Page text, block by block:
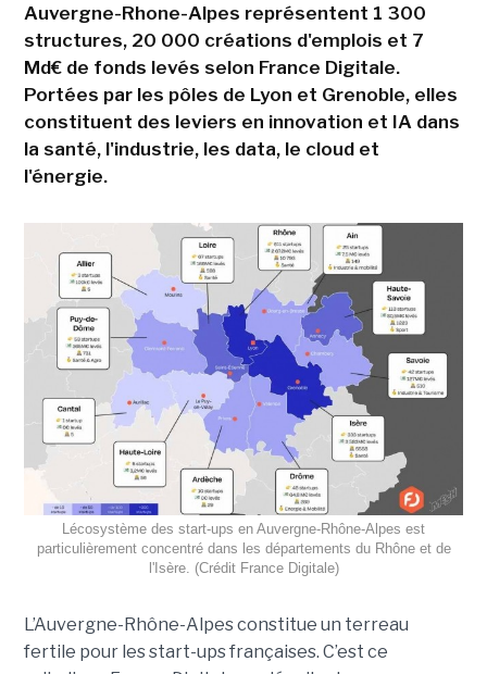
Auvergne-Rhone-Alpes représentent 1 300
structures, 20 000 créations d'emplois et 7
Md€ de fonds levés selon France Digitale.
Portées par les pôles de Lyon et Grenoble, elles
constituent des leviers en innovation et IA dans
la santé, l'industrie, les data, le cloud et
l'énergie.
Lécosystème des start-ups en Auvergne-Rhône-Alpes est
particulièrement concentré dans les départements du Rhône et de
l'Isère. (Crédit France Digitale)
L’Auvergne-Rhône-Alpes constitue un terreau
fertile pour les start-ups françaises. C’est ce